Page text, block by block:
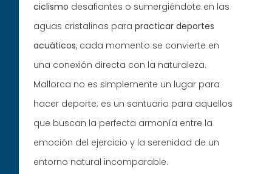
ciclismo desafiantes o sumergiéndote en las
aguas cristalinas parapracticar deportes
acuáticos, cada momento se convierte en
una conexión directa con la naturaleza.
Mallorca no es simplemente un lugar para
hacer deporte; es un santuario para aquellos
que buscan la perfecta armonía entre la
emoción del ejercicio y la serenidad de un
entorno natural incomparable.